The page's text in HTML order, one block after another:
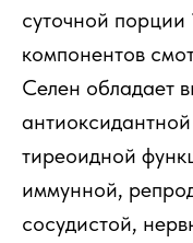
суточной
компонентов
Селен обладает
тиреоидной
иммунной,
сосудистой,